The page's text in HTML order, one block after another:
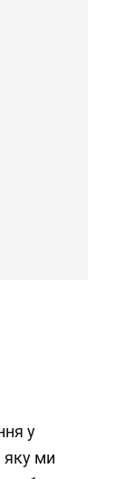
у
яку ми